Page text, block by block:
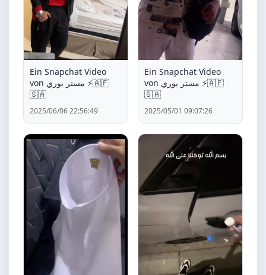
Ein Snapchat Video
von مستر يوري ⚡️🇦🇫
🇸🇦
2025/06/06 22:56:49
Ein Snapchat Video
von مستر يوري ⚡️🇦🇫
🇸🇦
2025/05/01 09:07:26